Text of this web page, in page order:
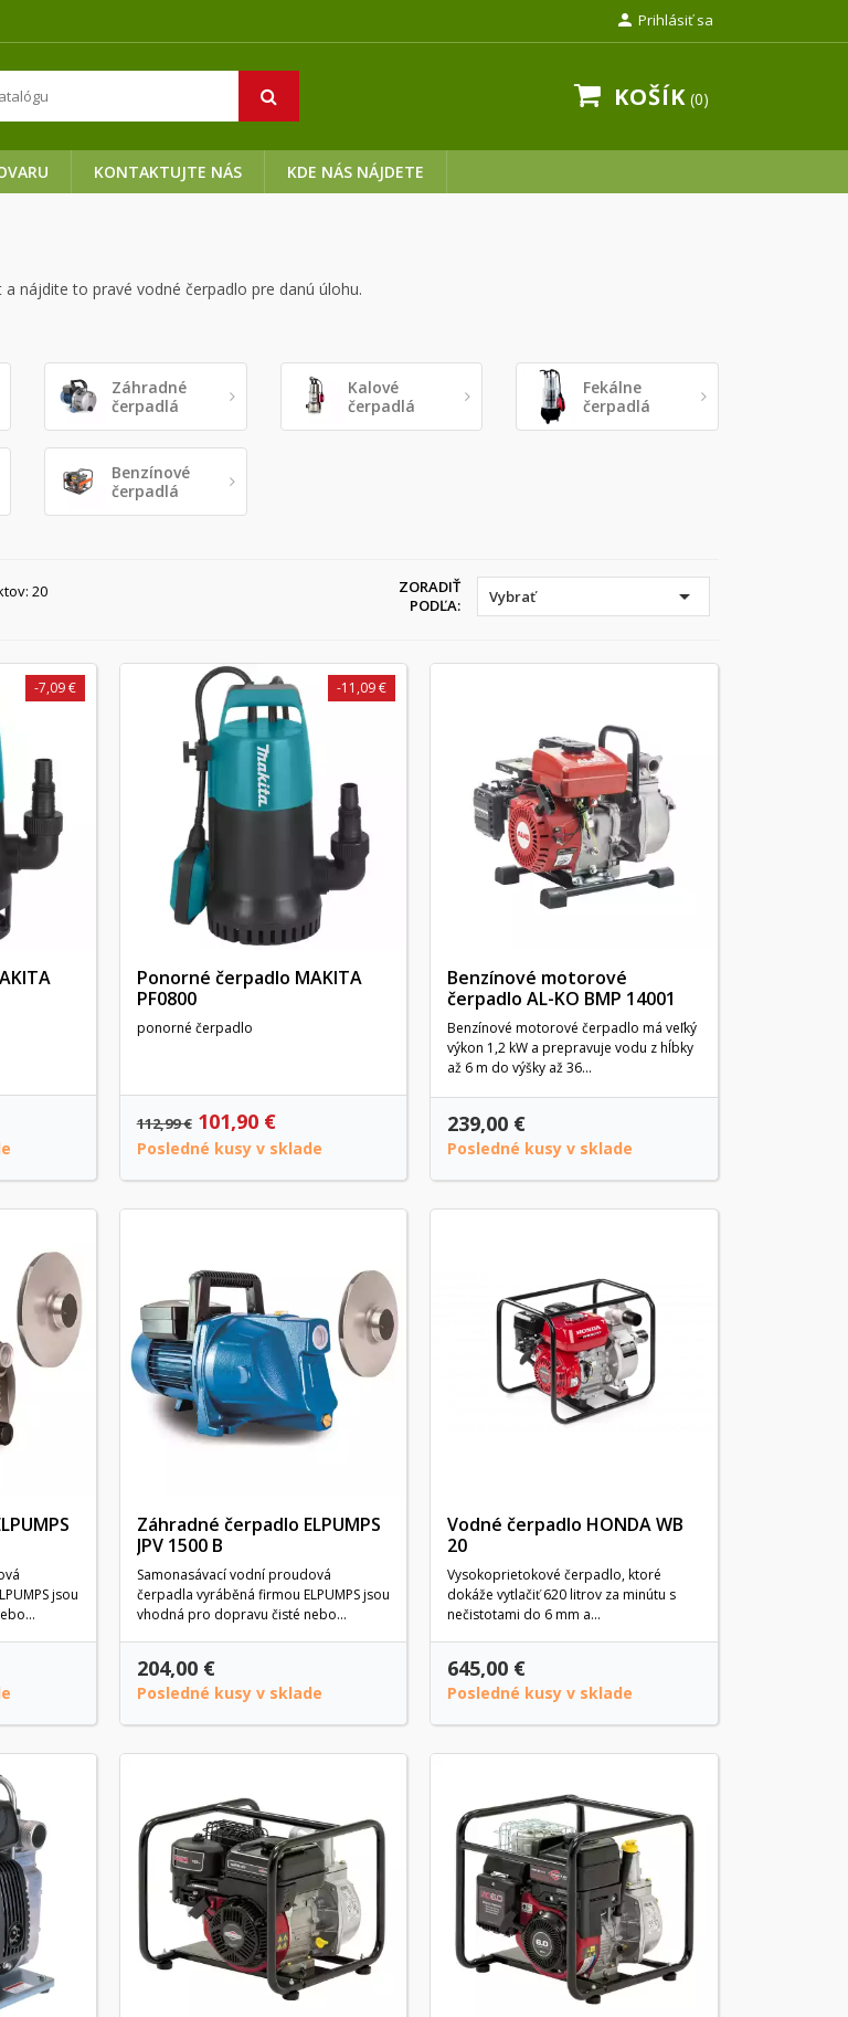
 Prihlásiť sa
KOŠÍK 0
KONTAKTUJTE NÁS KDE NÁS NÁJDETE
nájdite to pravé vodné čerpadlo pre danú úlohu.
Záhradné
čerpadlá
Kalové
čerpadlá
Fekálne
čerpadlá
Benzínové
čerpadlá
20
ZORADIŤ
PODĽA:
Vybrať 
-7,09 €
Ponorné čerpadlo MAKITA
PF0800
ponorné čerpadlo
112,99 €
-11,09 €
101,90 €
Posledné kusy v sklade
Benzínové motorové
čerpadlo AL-KO BMP 14001
Benzínové motorové čerpadlo má veľký
výkon 1,2 kW a prepravuje vodu z hĺbky
až 6 m do výšky až 36...
239,00 €
Posledné kusy v sklade
jsou
Záhradné čerpadlo ELPUMPS
JPV 1500 B
Samonasávací vodní proudová
čerpadla vyráběná firmou ELPUMPS jsou
vhodná pro dopravu čisté nebo...
204,00 €
Posledné kusy v sklade
Vodné čerpadlo HONDA WB
20
Vysokoprietokové čerpadlo, ktoré
dokáže vytlačiť 620 litrov za minútu s
nečistotami do 6 mm a...
645,00 €
Posledné kusy v sklade